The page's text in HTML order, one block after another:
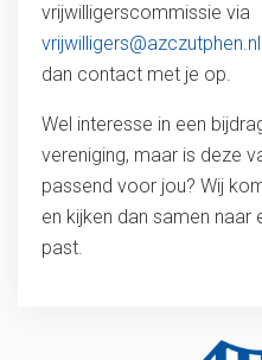
vrijwilligerscommissie via
vrijwilligers@azczutphen.nl
dan contact met je op.
Wel interesse in een
vereniging, maar is deze
passend voor jou? Wij
en kijken dan samen naar
past.